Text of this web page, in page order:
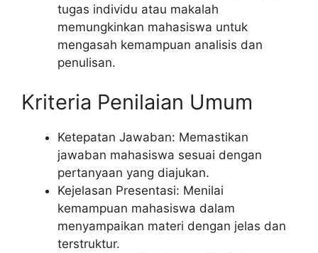
tugas individu atau makalah
memungkinkan mahasiswa untuk
mengasah kemampuan analisis dan
penulisan.
Kriteria Penilaian Umum
Ketepatan Jawaban: Memastikan
jawaban mahasiswa sesuai dengan
pertanyaan yang diajukan.
Kejelasan Presentasi: Menilai
kemampuan mahasiswa dalam
menyampaikan materi dengan jelas dan
terstruktur.